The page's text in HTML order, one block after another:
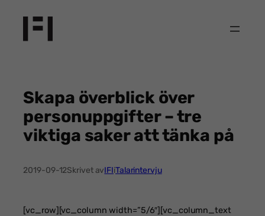
innehåll
Skapa överblick över
personuppgifter – tre
viktiga saker att tänka på
2019-09-12Skrivet avIFIiTalarintervju
[vc_row][vc_column width=”5/6″][vc_column_text